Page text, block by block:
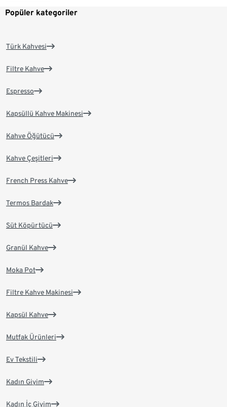
Popüler kategoriler
Türk Kahvesi
Filtre Kahve
Espresso
Kapsüllü Kahve Makinesi
Kahve Öğütücü
Kahve Çeşitleri
French Press Kahve
Termos Bardak
Süt Köpürtücü
Granül Kahve
Moka Pot
Filtre Kahve Makinesi
Kapsül Kahve
Mutfak Ürünleri
Ev Tekstili
Kadın Giyim
Kadın İç Giyim